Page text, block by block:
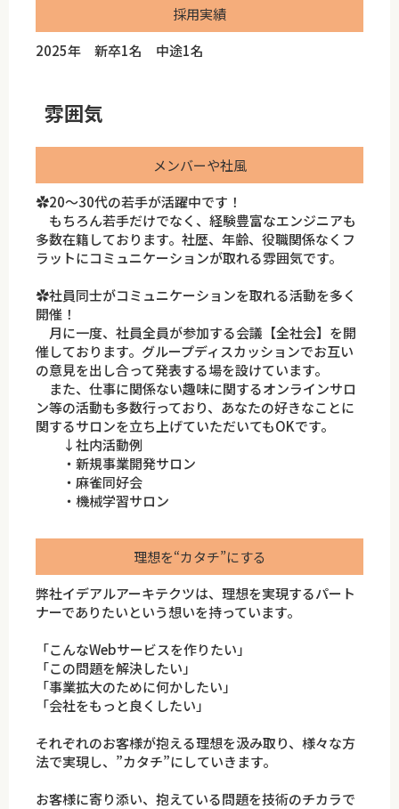
採用実績
2025年 新卒1名 中途1名
雰囲気
メンバーや社風
✿20～30代の若手が活躍中です！
もちろん若手だけでなく、経験豊富なエンジニアも
多数在籍しております。社歴、年齢、役職関係なくフ
ラットにコミュニケーションが取れる雰囲気です。
✿社員同士がコミュニケーションを取れる活動を多く
開催！
月に一度、社員全員が参加する会議【全社会】を開
催しております。グループディスカッションでお互い
の意見を出し合って発表する場を設けています。
また、仕事に関係ない趣味に関するオンラインサロ
ン等の活動も多数行っており、あなたの好きなことに
関するサロンを立ち上げていただいてもOKです。
↓社内活動例
・新規事業開発サロン
・麻雀同好会
・機械学習サロン
理想を“カタチ”にする
弊社イデアルアーキテクツは、理想を実現するパート
ナーでありたいという想いを持っています。
「こんなWebサービスを作りたい」
「この問題を解決したい」
「事業拡大のために何かしたい」
「会社をもっと良くしたい」
それぞれのお客様が抱える理想を汲み取り、様々な方
法で実現し、”カタチ”にしていきます。
お客様に寄り添い、抱えている問題を技術のチカラで